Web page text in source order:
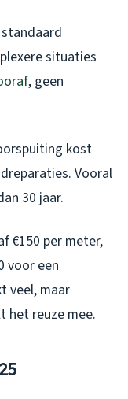
situaties
, geen
kost
Vooral
30 jaar.
€150 per meter,
voor een
veel, maar
het reuze mee.